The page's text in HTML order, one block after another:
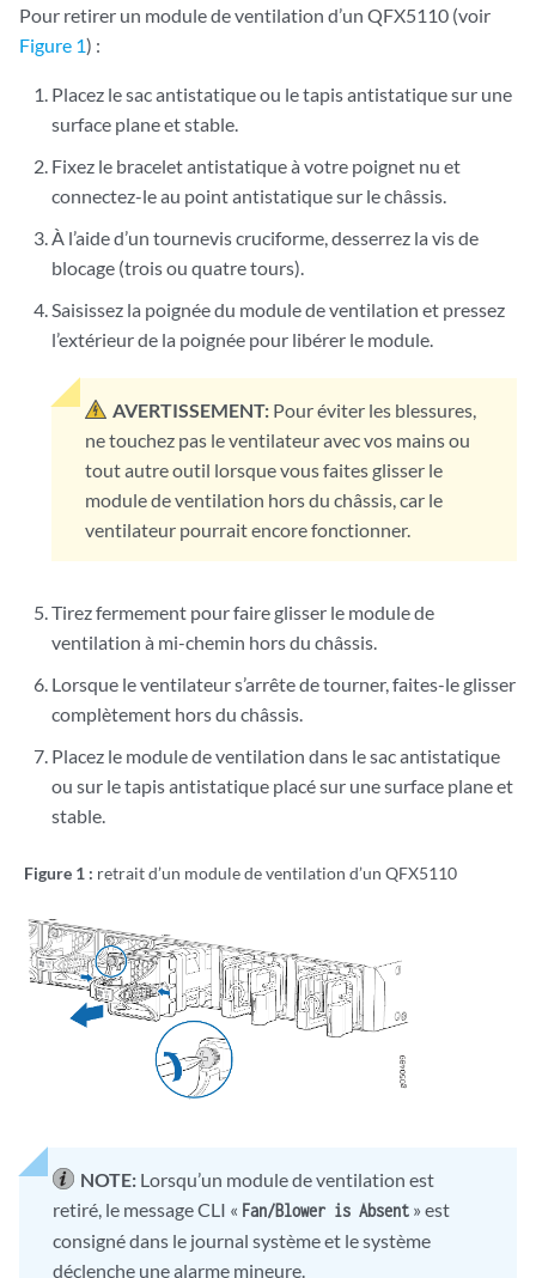
Pour retirer un module de ventilation d’un QFX5110 (voir
Figure 1) :
Placez le sac antistatique ou le tapis antistatique sur une
surface plane et stable.
Fixez le bracelet antistatique à votre poignet nu et
connectez-le au point antistatique sur le châssis.
À l’aide d’un tournevis cruciforme, desserrez la vis de
blocage (trois ou quatre tours).
Saisissez la poignée du module de ventilation et pressez
l’extérieur de la poignée pour libérer le module.
AVERTISSEMENT: Pour éviter les blessures,
ne touchez pas le ventilateur avec vos mains ou
tout autre outil lorsque vous faites glisser le
module de ventilation hors du châssis, car le
ventilateur pourrait encore fonctionner.
Tirez fermement pour faire glisser le module de
ventilation à mi-chemin hors du châssis.
Lorsque le ventilateur s’arrête de tourner, faites-le glisser
complètement hors du châssis.
Placez le module de ventilation dans le sac antistatique
ou sur le tapis antistatique placé sur une surface plane et
stable.
Figure 1 : retrait d’un module de ventilation d’un QFX5110
NOTE: Lorsqu’un module de ventilation est
retiré, le message CLI « Fan/Blower is Absent » est
consigné dans le journal système et le système
déclenche une alarme mineure.